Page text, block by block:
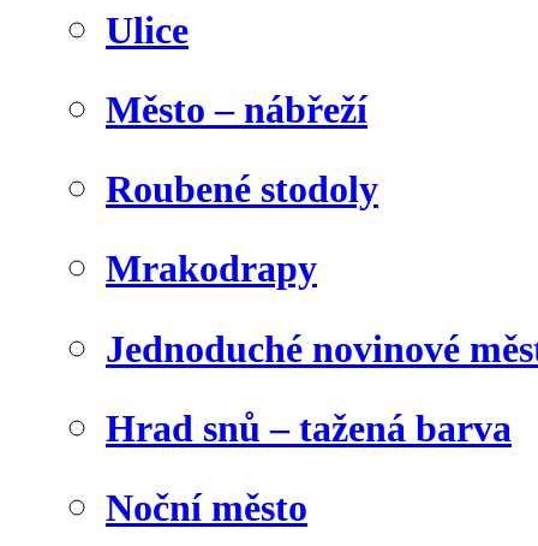
Ulice
Město – nábřeží
Roubené stodoly
Mrakodrapy
Jednoduché novinové
Hrad snů – tažená barva
Noční město